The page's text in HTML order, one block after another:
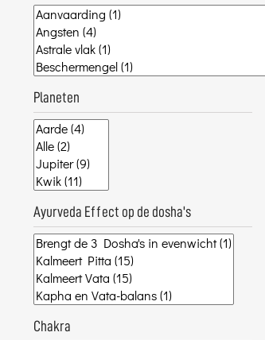
Planeten
Ayurveda Effect op de dosha's
Chakra